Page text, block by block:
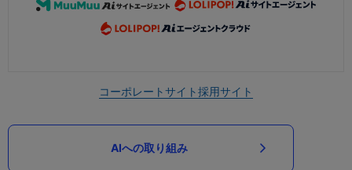
コーポレートサイト採用サイト
AIへの取り組み